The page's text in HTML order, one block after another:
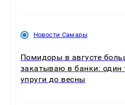
Новости Самары
Помидоры в августе
закатываю в банки: один
упруги до весны